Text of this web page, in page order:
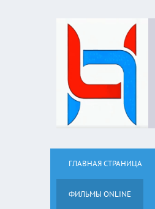
ГЛАВНАЯ СТРАНИЦА
ФИЛЬМЫ ОNLINE